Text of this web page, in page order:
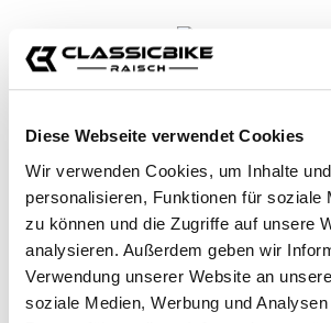
Diese Webseite verwendet Cookies
Wir verwenden Cookies, um Inhalte
personalisieren, Funktionen für soziale
zu können und die Zugriffe auf unsere
analysieren. Außerdem geben wir
Verwendung unserer Website an
soziale Medien, Werbung und
CHOISIS TON VÉLO